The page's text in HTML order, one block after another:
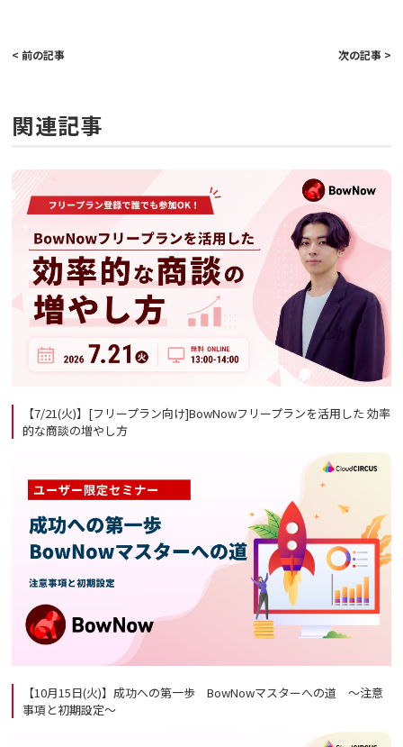
< 前の記事 次の記事 >
関連記事
【7/21(火)】[フリープラン向け]BowNowフリープランを活用した 効率
的な商談の増やし方
【10月15日(火)】成功への第一歩 BowNowマスターへの道 ～注意
事項と初期設定～